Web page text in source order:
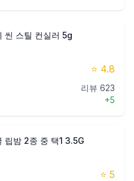
씬 스틸 컨실러 5g
⭐ 4.8
리뷰 623
+5
립밤 2종 중 택1 3.5G
⭐ 5